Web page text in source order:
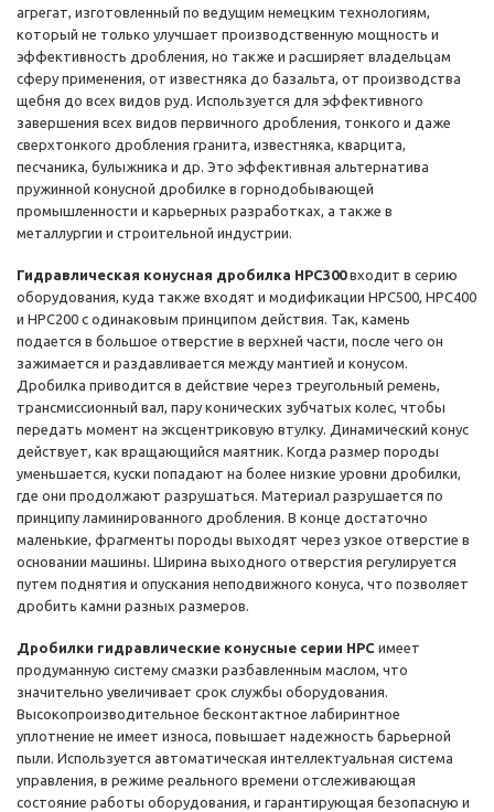
агрегат, изготовленный по ведущим немецким технологиям,
который не только улучшает производственную мощность и
эффективность дробления, но также и расширяет владельцам
сферу применения, от известняка до базальта, от производства
щебня до всех видов руд. Используется для эффективного
завершения всех видов первичного дробления, тонкого и даже
сверхтонкого дробления гранита, известняка, кварцита,
песчаника, булыжника и др. Это эффективная альтернатива
пружинной конусной дробилке в горнодобывающей
промышленности и карьерных разработках, а также в
металлургии и строительной индустрии.
Гидравлическая конусная дробилка HPC300входит в серию
оборудования, куда также входят и модификации HPC500, HPC400
и HPC200 с одинаковым принципом действия. Так, камень
подается в большое отверстие в верхней части, после чего он
зажимается и раздавливается между мантией и конусом.
Дробилка приводится в действие через треугольный ремень,
трансмиссионный вал, пару конических зубчатых колес, чтобы
передать момент на эксцентриковую втулку. Динамический конус
действует, как вращающийся маятник. Когда размер породы
уменьшается, куски попадают на более низкие уровни дробилки,
где они продолжают разрушаться. Материал разрушается по
принципу ламинированного дробления. В конце достаточно
маленькие, фрагменты породы выходят через узкое отверстие в
основании машины. Ширина выходного отверстия регулируется
путем поднятия и опускания неподвижного конуса, что позволяет
дробить камни разных размеров.
Дробилки гидравлические конусные серии HPC имеет
продуманную систему смазки разбавленным маслом, что
значительно увеличивает срок службы оборудования.
Высокопроизводительное бесконтактное лабиринтное
уплотнение не имеет износа, повышает надежность барьерной
пыли. Используется автоматическая интеллектуальная система
управления, в режиме реального времени отслеживающая
состояние работы оборудования, и гарантирующая безопасную и